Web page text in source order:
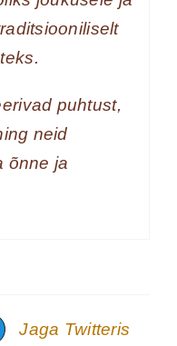
puhtust,
neid
õnne ja
Jaga Twitteris